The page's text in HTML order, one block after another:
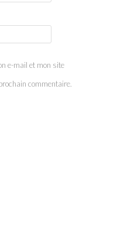
e-mail et mon site
commentaire.